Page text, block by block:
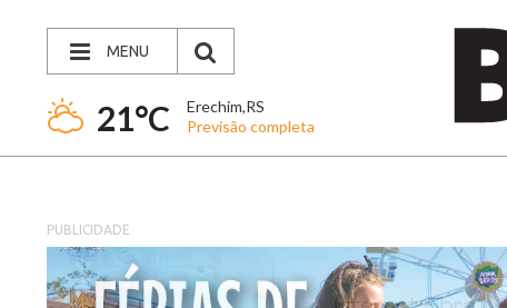
MENU
21°C
Erechim,RS
Previsão completa
PUBLICIDADE